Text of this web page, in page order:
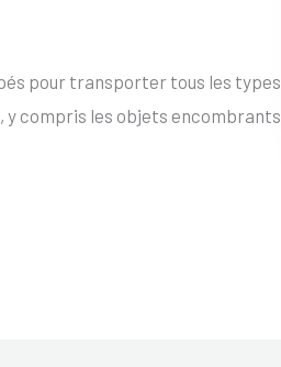
pour transporter tous les types
y compris les objets encombrants